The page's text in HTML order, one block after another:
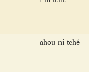
ahou ni tché